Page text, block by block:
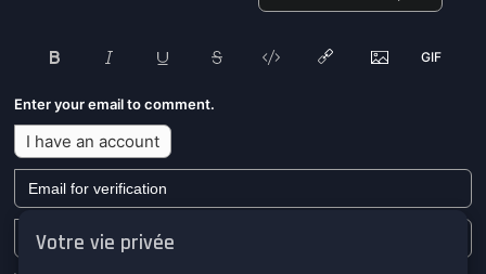
Votre vie privée
Enter your email to comment.
I have an account